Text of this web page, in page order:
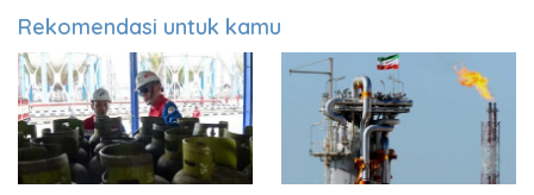
Rekomendasi untuk kamu